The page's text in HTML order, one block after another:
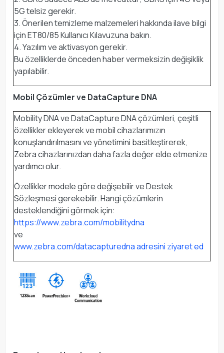
5G telsiz gerekir.
3. Önerilen temizleme malzemeleri hakkında ilave bilgi
için ET80/85 Kullanıcı Kılavuzuna bakın.
4. Yazılım ve aktivasyon gerekir.
Bu özelliklerde önceden haber vermeksizin değişiklik
yapılabilir.
Mobil Çözümler ve DataCapture DNA
Mobility DNA ve DataCapture DNA çözümleri, çeşitli
özellikler ekleyerek ve mobil cihazlarımızın
konuşlandırılmasını ve yönetimini basitleştirerek,
Zebra cihazlarınızdan daha fazla değer elde etmenize
yardımcı olur.
Özellikler modele göre değişebilir ve Destek
Sözleşmesi gerekebilir. Hangi çözümlerin
desteklendiğini görmek için:
https://www.zebra.com/mobilitydna
ve
www.zebra.com/datacapturedna adresini ziyaret ed